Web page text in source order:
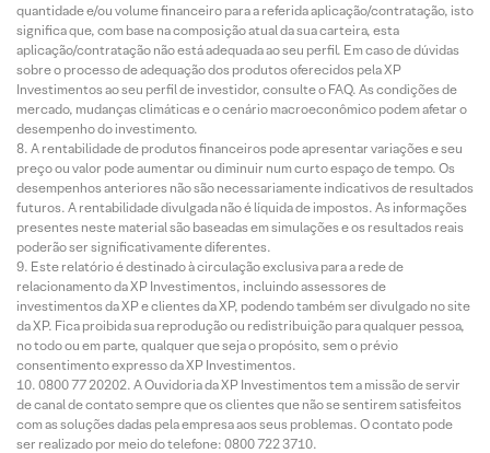
quantidade e/ou volume financeiro para a referida aplicação/contratação, isto
significa que, com base na composição atual da sua carteira, esta
aplicação/contratação não está adequada ao seu perfil. Em caso de dúvidas
sobre o processo de adequação dos produtos oferecidos pela XP
Investimentos ao seu perfil de investidor, consulte o FAQ. As condições de
mercado, mudanças climáticas e o cenário macroeconômico podem afetar o
desempenho do investimento.
A rentabilidade de produtos financeiros pode apresentar variações e seu
preço ou valor pode aumentar ou diminuir num curto espaço de tempo. Os
desempenhos anteriores não são necessariamente indicativos de resultados
futuros. A rentabilidade divulgada não é líquida de impostos. As informações
presentes neste material são baseadas em simulações e os resultados reais
poderão ser significativamente diferentes.
Este relatório é destinado à circulação exclusiva para a rede de
relacionamento da XP Investimentos, incluindo assessores de
investimentos da XP e clientes da XP, podendo também ser divulgado no site
da XP. Fica proibida sua reprodução ou redistribuição para qualquer pessoa,
no todo ou em parte, qualquer que seja o propósito, sem o prévio
consentimento expresso da XP Investimentos.
0800 77 20202. A Ouvidoria da XP Investimentos tem a missão de servir
de canal de contato sempre que os clientes que não se sentirem satisfeitos
com as soluções dadas pela empresa aos seus problemas. O contato pode
ser realizado por meio do telefone: 0800 722 3710.